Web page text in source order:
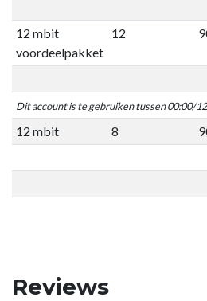
12 mbit
voordeelpakket
12
Dit account is te gebruiken tussen 00:00/
12 mbit 8
Reviews